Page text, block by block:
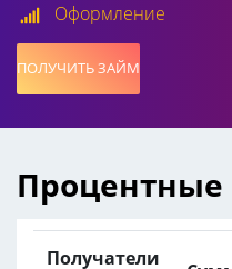
Оформление
ПОЛУЧИТЬ ЗАЙМ
Процентные
Получатели